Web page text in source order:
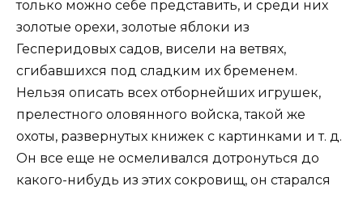
только можно себе представить, и среди них
золотые орехи, золотые яблоки из
Гесперидовых садов, висели на ветвях,
сгибавшихся под сладким их бременем.
Нельзя описать всех отборнейших игрушек,
прелестного оловянного войска, такой же
охоты, развернутых книжек с картинками и т. д.
Он все еще не осмеливался дотронуться до
какого-нибудь из этих сокровищ, он старался